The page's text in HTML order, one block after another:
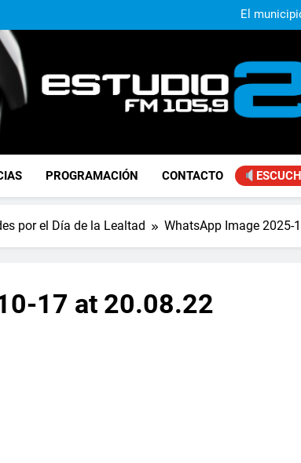
El
Alejandro
El
Alejandro
Achával,
FM Estudio 2
PROGRAMACIÓN CONTACTO
por el Día de la Lealtad WhatsApp Image 2025-
17 at 20.08.22